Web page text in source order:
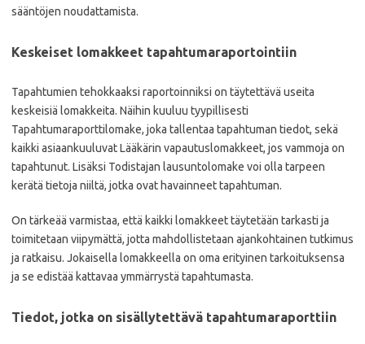
sääntöjen noudattamista.
Keskeiset lomakkeet tapahtumaraportointiin
Tapahtumien tehokkaaksi raportoinniksi on täytettävä useita
keskeisiä lomakkeita. Näihin kuuluu tyypillisesti
Tapahtumaraporttilomake, joka tallentaa tapahtuman tiedot, sekä
kaikki asiaankuuluvat Lääkärin vapautuslomakkeet, jos vammoja on
tapahtunut. Lisäksi Todistajan lausuntolomake voi olla tarpeen
kerätä tietoja niiltä, jotka ovat havainneet tapahtuman.
On tärkeää varmistaa, että kaikki lomakkeet täytetään tarkasti ja
toimitetaan viipymättä, jotta mahdollistetaan ajankohtainen tutkimus
ja ratkaisu. Jokaisella lomakkeella on oma erityinen tarkoituksensa
ja se edistää kattavaa ymmärrystä tapahtumasta.
Tiedot, jotka on sisällytettävä tapahtumaraporttiin